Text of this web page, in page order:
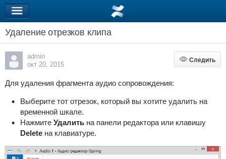
Удаление отрезков клипа
admin
окт 20, 2015
Следить
Следить
Для удаления фрагмента аудио сопровождения:
Выберите тот отрезок, который вы хотите удалить на
временной шкале.
Нажмите Удалитьна панели редактора или клавишу
Delete на клавиатуре.